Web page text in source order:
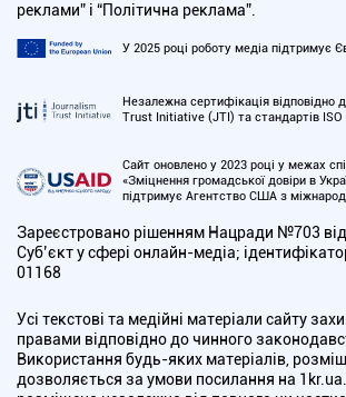
реклами” і “Політична реклама”.
У 2025 році роботу медіа підтримує
Незалежна сертифікація відповідно
Trust Initiative (JTI) та стандартів ISO
Сайт оновлено у 2023 році у межах
«Зміцнення громадської довіри в
підтримує Агентство США з
Зареєстровано рішенням Нацради №703
Cуб’єкт у сфері онлайн-медіа;
01168
Усі текстові та медійні матеріали сайту
правами відповідно до чинного
Використання будь-яких матеріалів,
дозволяється за умови посилання на